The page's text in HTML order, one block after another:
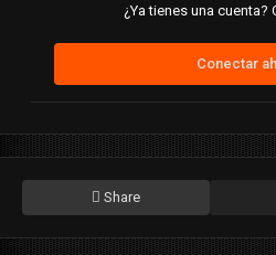
¿Ya tienes una cuenta?
Conectar
Share